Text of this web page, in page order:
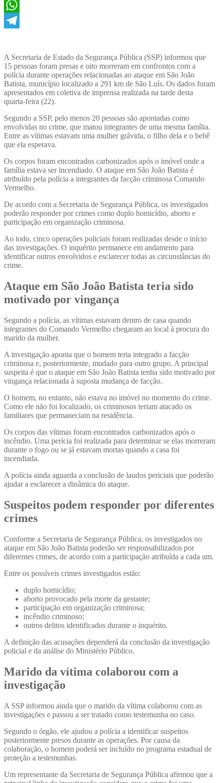
Twitter
WhatsApp
A Secretaria de Estado da Segurança Pública (SSP) informou que
15 pessoas foram presas e oito morreram em confrontos com a
polícia durante operações relacionadas ao ataque em São João
Batista, município localizado a 291 km de São Luís. Os dados foram
apresentados em coletiva de imprensa realizada na tarde desta
quarta-feira (22).
Segundo a SSP, pelo menos 20 pessoas são apontadas como
envolvidas no crime, que matou integrantes de uma mesma família.
Entre as vítimas estavam uma mulher grávida, o filho dela e o bebê
que ela esperava.
Os corpos foram encontrados carbonizados após o imóvel onde a
família estava ser incendiado. O ataque em São João Batista é
atribuído pela polícia a integrantes da facção criminosa Comando
Vermelho.
De acordo com a Secretaria de Segurança Pública, os investigados
poderão responder por crimes como duplo homicídio, aborto e
participação em organização criminosa.
Ao todo, cinco operações policiais foram realizadas desde o início
das investigações. O inquérito permanece em andamento para
identificar outros envolvidos e esclarecer todas as circunstâncias do
crime.
Ataque em São João Batista teria sido
motivado por vingança
Segundo a polícia, as vítimas estavam dentro de casa quando
integrantes do Comando Vermelho chegaram ao local à procura do
marido da mulher.
A investigação aponta que o homem teria integrado a facção
criminosa e, posteriormente, mudado para outro grupo. A principal
suspeita é que o ataque em São João Batista tenha sido motivado por
vingança relacionada à suposta mudança de facção.
O homem, no entanto, não estava no imóvel no momento do crime.
Como ele não foi localizado, os criminosos teriam atacado os
familiares que permaneciam na residência.
Os corpos das vítimas foram encontrados carbonizados após o
incêndio. Uma perícia foi realizada para determinar se elas morreram
durante o fogo ou se já estavam mortas quando a casa foi
incendiada.
A polícia ainda aguarda a conclusão de laudos periciais que poderão
ajudar a esclarecer a dinâmica do ataque.
Suspeitos podem responder por diferentes
crimes
Conforme a Secretaria de Segurança Pública, os investigados no
ataque em São João Batista poderão ser responsabilizados por
diferentes crimes, de acordo com a participação atribuída a cada um.
Entre os possíveis crimes investigados estão:
duplo homicídio;
aborto provocado pela morte da gestante;
participação em organização criminosa;
incêndio criminoso;
outros delitos identificados durante o inquérito.
A definição das acusações dependerá da conclusão da investigação
policial e da análise do Ministério Público.
Marido da vítima colaborou com a
investigação
A SSP informou ainda que o marido da vítima colaborou com as
investigações e passou a ser tratado como testemunha no caso.
Segundo o órgão, ele ajudou a polícia a identificar suspeitos
posteriormente presos durante as operações. Por causa da
colaboração, o homem poderá ser incluído no programa estadual de
proteção a testemunhas.
Um representante da Secretaria de Segurança Pública afirmou que a